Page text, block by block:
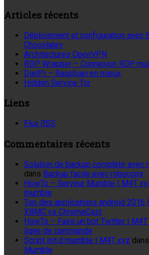
Articles récents
Déploiement et configuration avec
Chocolatey
Architectures OpenVPN
RDP Wrapper – Connexion RDP
DietPi – Raspbian en mieux
Hidden Service Tor
Liens
Flux RSS
Commentaires récents
Solution de backup complète avec
dans Backup facile avec robocopy
HowTo – Serveur Mumble | M4T
mumble
Top des applications android 2016
XBMC vs ChromeCast
HowTo – Faire un bot Twitter |
ligne de commande
Script init.d mumble | M4T xyz dans
Mumble